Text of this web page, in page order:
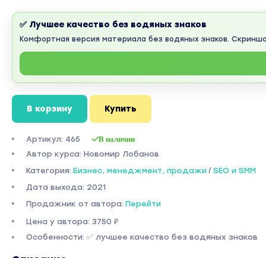
✅ Лучшее качество без водяных знаков
Комфортная версия материала без водяных знаков.
В корзину Купить
Артикул: 465 В наличии
Автор курса: Новомир Лобанов
Категория: Бизнес, менеджмент, продажи / SEO и SMM
Дата выхода: 2021
Продажник от автора: Перейти
Цена у автора: 3750 ₽
Особенности: ✅ лучшее качество без водяных знаков